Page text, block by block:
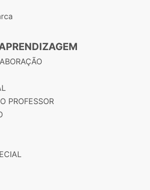
PROFESSOR